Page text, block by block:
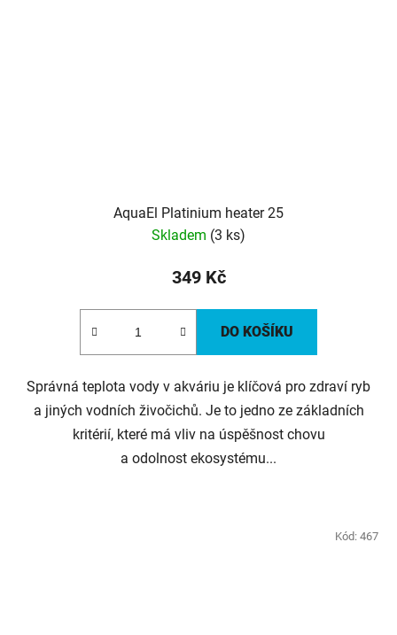
AquaEl Platinium heater 25
Skladem (3 ks)
349 Kč
DO KOŠÍKU
Správná teplota vody v akváriu je klíčová pro zdraví ryb
a jiných vodních živočichů. Je to jedno ze základních
kritérií, které má vliv na úspěšnost chovu
a odolnost ekosystému...
Kód: 467